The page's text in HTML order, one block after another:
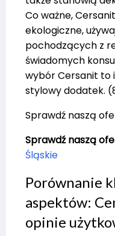
Co ważne,
ekologiczne,
pochodzących z
świadomych
wybór Cersanit to
stylowy dodatek.
Sprawdź naszą
Sprawdź naszą
Śląskie
Porównanie
aspektów:
opinie